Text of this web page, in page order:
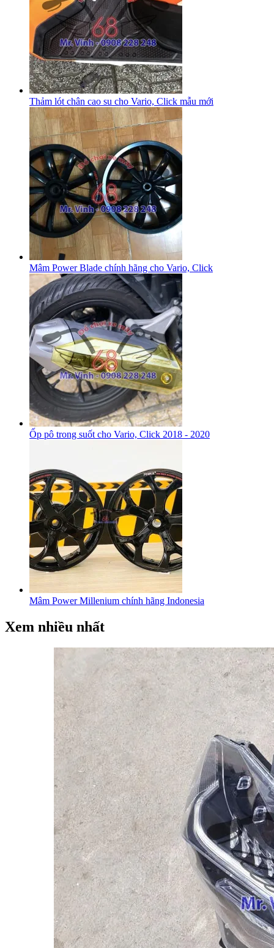
Thảm lót chân cao su cho Vario, Click mẫu mới
Mâm Power Blade chính hãng cho Vario, Click
Ốp pô trong suốt cho Vario, Click 2018 - 2020
Mâm Power Millenium chính hãng Indonesia
Xem nhiều nhất